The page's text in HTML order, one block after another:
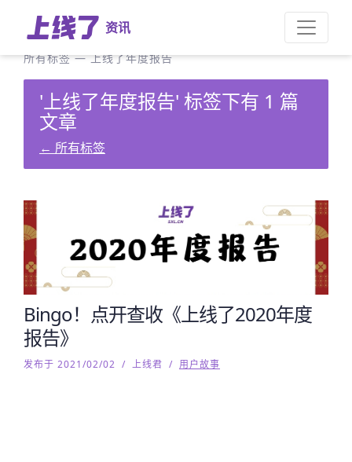
资讯
所有标签—上线了年度报告
'上线了年度报告' 标签下有 1 篇
文章
← 所有标签
Bingo！点开查收《上线了2020年度
报告》
发布于 2021/02/02 / 上线君 / 用户故事